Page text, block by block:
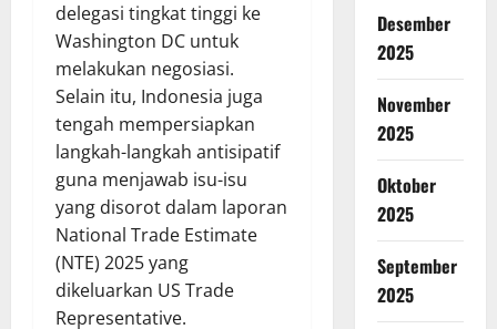
delegasi tingkat tinggi ke
Washington DC untuk
melakukan negosiasi.
Selain itu, Indonesia juga
tengah mempersiapkan
langkah-langkah antisipatif
guna menjawab isu-isu
yang disorot dalam laporan
National Trade Estimate
(NTE) 2025 yang
dikeluarkan US Trade
Representative.
Desember
2025
November
2025
Oktober
2025
September
2025